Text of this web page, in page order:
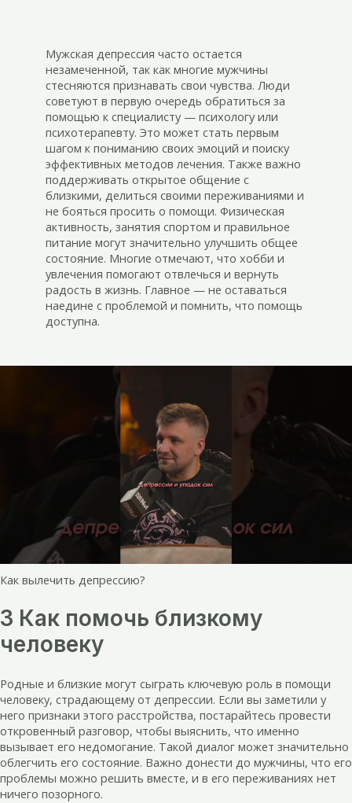
Мужская депрессия часто остается
незамеченной, так как многие мужчины
стесняются признавать свои чувства. Люди
советуют в первую очередь обратиться за
помощью к специалисту — психологу или
психотерапевту. Это может стать первым
шагом к пониманию своих эмоций и поиску
эффективных методов лечения. Также важно
поддерживать открытое общение с
близкими, делиться своими переживаниями и
не бояться просить о помощи. Физическая
активность, занятия спортом и правильное
питание могут значительно улучшить общее
состояние. Многие отмечают, что хобби и
увлечения помогают отвлечься и вернуть
радость в жизнь. Главное — не оставаться
наедине с проблемой и помнить, что помощь
доступна.
Как вылечить депрессию?
3 Как помочь близкому
человеку
Родные и близкие могут сыграть ключевую роль в помощи
человеку, страдающему от депрессии. Если вы заметили у
него признаки этого расстройства, постарайтесь провести
откровенный разговор, чтобы выяснить, что именно
вызывает его недомогание. Такой диалог может значительно
облегчить его состояние. Важно донести до мужчины, что его
проблемы можно решить вместе, и в его переживаниях нет
ничего позорного.